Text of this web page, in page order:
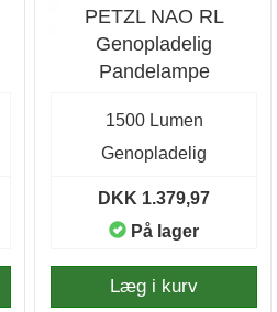
PETZL NAO RL
Genopladelig
Pandelampe
1500 Lumen
Genopladelig
DKK 1.379,97
På lager
Læg i kurv